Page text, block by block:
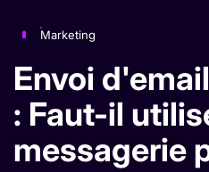
Marketing
Envoi
: Faut-il
messagerie